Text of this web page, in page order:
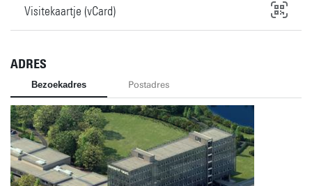
Visitekaartje (vCard)
ADRES
Bezoekadres Postadres